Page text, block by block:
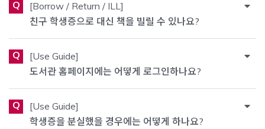
Q
[Borrow / Return / ILL]
친구 학생증으로 대신 책을 빌릴 수 있나요?
Q
[Use Guide]
도서관 홈페이지에는 어떻게 로그인하나요?
Q
[Use Guide]
학생증을 분실했을 경우에는 어떻게 하나요?